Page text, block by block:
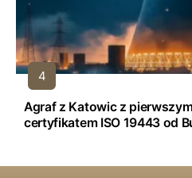
Agraf z Katowic z
certyfikatem ISO 19443 od